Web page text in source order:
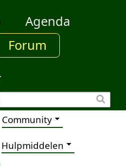
Agenda
Forum
Community
Hulpmiddelen